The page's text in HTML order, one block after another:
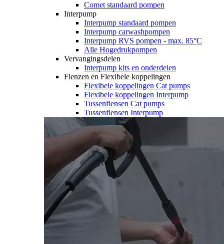
Comet standaard pompen
Interpump
Interpump standaard pompen
Interpump carwashpompen
Interpump RVS pompen - max. 85°C
Alle Hogedrukpompen
Vervangingsdelen
Interpump kits en onderdelen
Flenzen en Flexibele koppelingen
Flexibele koppelingen Cat pumps
Flexibele koppelingen Interpump
Tussenflensen Cat pumps
Tussenflensen Interpump